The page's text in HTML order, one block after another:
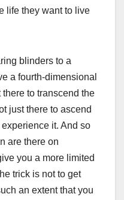
life they want to live
blinders to a
a fourth-dimensional
to transcend the
just there to ascend
it. And so
are there on
you a more limited
trick is not to get
an extent that you